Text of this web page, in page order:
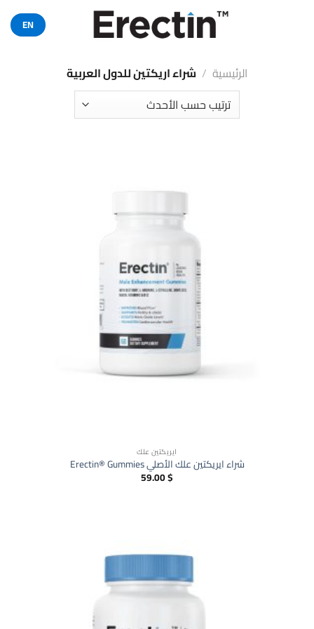
EN
الرئيسية / شراء اريكتين للدول العربية
ايريكتين علك
شراء ايريكتين علك الأصلي Erectin® Gummies
59.00$